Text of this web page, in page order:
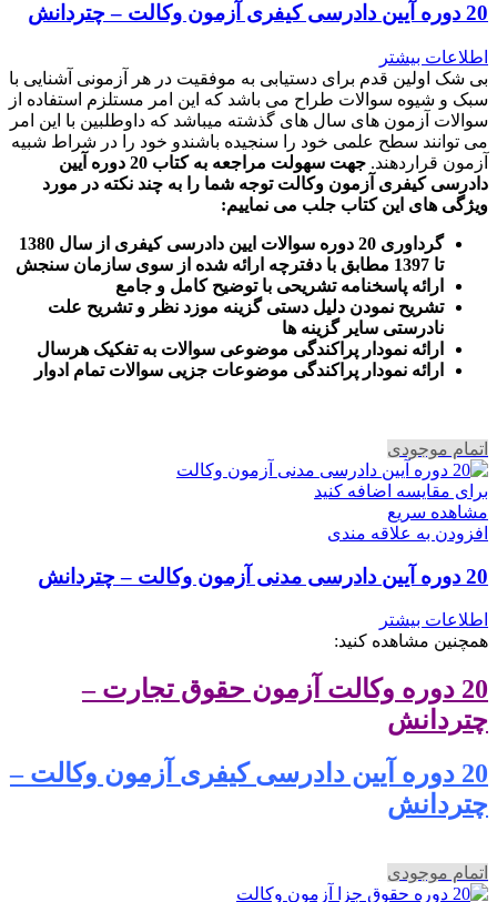
20 دوره آیین دادرسی کیفری آزمون وکالت – چتردانش
اطلاعات بیشتر
بی شک اولین قدم برای دستیابی به موفقیت در هر آزمونی آشنایی با
سبک و شیوه سوالات طراح می باشد که این امر مستلزم استفاده از
سوالات آزمون های سال های گذشته میباشد که داوطلبین با این امر
می توانند سطح علمی خود را سنجیده باشندو خود را در شراط شبیه
آزمون قراردهند.
جهت سهولت مراجعه به کتاب 20 دوره آیین
دادرسی کیفری آزمون وکالت توجه شما را به چند نکته در مورد
ویژگی های این کتاب جلب می نماییم:
گرداوری 20 دوره سوالات ایین دادرسی کیفری از سال 1380
تا 1397 مطابق با دفترچه ارائه شده از سوی سازمان سنجش
ارائه پاسخنامه تشریحی با توضیح کامل و جامع
تشریح نمودن دلیل دستی گزینه موزد نظر و تشریح علت
نادرستی سایر گزینه ها
ارائه نمودار پراکندگی موضوعی سوالات به تفکیک هرسال
رائه نمودار پراکندگی موضوعات جزیی سوالات تمام ادوار
اتمام موجودی
برای مقایسه اضافه کنید
مشاهده سریع
افزودن به علاقه مندی
20 دوره آیین دادرسی مدنی آزمون وکالت – چتردانش
اطلاعات بیشتر
همچنین مشاهده کنید:
20 دوره وکالت آزمون حقوق تجارت –
چتردانش
20 دوره آیین دادرسی کیفری آزمون وکالت –
چتردانش
اتمام موجودی